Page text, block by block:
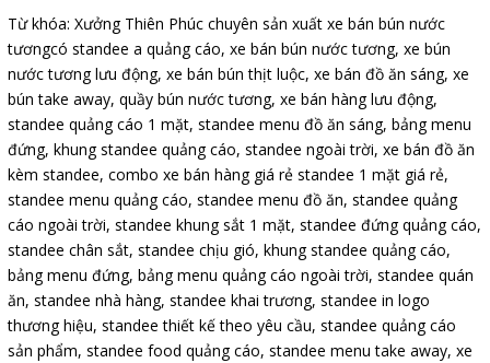
Từ khóa: Xưởng Thiên Phúc chuyên sản xuất xe bán bún nước
tươngcó standee a quảng cáo, xe bán bún nước tương, xe bún
nước tương lưu động, xe bán bún thịt luộc, xe bán đồ ăn sáng, xe
bún take away, quầy bún nước tương, xe bán hàng lưu động,
standee quảng cáo 1 mặt, standee menu đồ ăn sáng, bảng menu
đứng, khung standee quảng cáo, standee ngoài trời, xe bán đồ ăn
kèm standee, combo xe bán hàng giá rẻ standee 1 mặt giá rẻ,
standee menu quảng cáo, standee menu đồ ăn, standee quảng
cáo ngoài trời, standee khung sắt 1 mặt, standee đứng quảng cáo,
standee chân sắt, standee chịu gió, khung standee quảng cáo,
bảng menu đứng, bảng menu quảng cáo ngoài trời, standee quán
ăn, standee nhà hàng, standee khai trương, standee in logo
thương hiệu, standee thiết kế theo yêu cầu, standee quảng cáo
sản phẩm, standee food quảng cáo, standee menu take away, xe